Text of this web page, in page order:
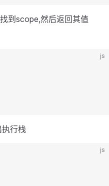
到scope,然后返回其值
js
行栈
js